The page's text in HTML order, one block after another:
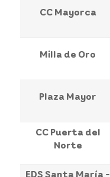
CC Mayorca
Milla de Oro
Plaza Mayor
CC Puerta del
Norte
EDS Santa María -